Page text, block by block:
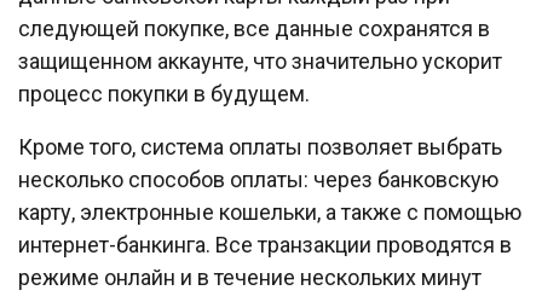
следующей покупке, все данные сохранятся в
защищенном аккаунте, что значительно ускорит
процесс покупки в будущем.
Кроме того, система оплаты позволяет выбрать
несколько способов оплаты: через банковскую
карту, электронные кошельки, а также с помощью
интернет-банкинга. Все транзакции проводятся в
режиме онлайн и в течение нескольких минут